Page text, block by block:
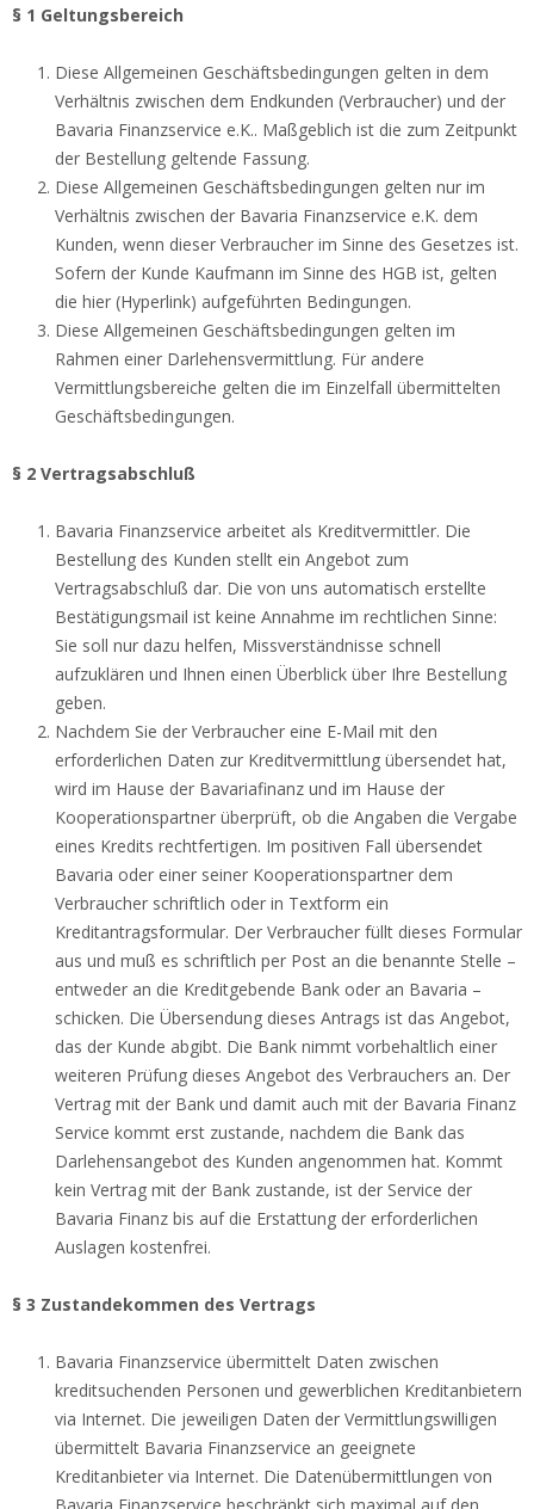
§ 1 Geltungsbereich
Diese Allgemeinen Geschäftsbedingungen gelten in dem
Verhältnis zwischen dem Endkunden (Verbraucher) und der
Bavaria Finanzservice e.K.. Maßgeblich ist die zum Zeitpunkt
der Bestellung geltende Fassung.
Diese Allgemeinen Geschäftsbedingungen gelten nur im
Verhältnis zwischen der Bavaria Finanzservice e.K. dem
Kunden, wenn dieser Verbraucher im Sinne des Gesetzes ist.
Sofern der Kunde Kaufmann im Sinne des HGB ist, gelten
die hier (Hyperlink) aufgeführten Bedingungen.
Diese Allgemeinen Geschäftsbedingungen gelten im
Rahmen einer Darlehensvermittlung. Für andere
Vermittlungsbereiche gelten die im Einzelfall übermittelten
Geschäftsbedingungen.
§ 2 Vertragsabschluß
Bavaria Finanzservice arbeitet als Kreditvermittler. Die
Bestellung des Kunden stellt ein Angebot zum
Vertragsabschluß dar. Die von uns automatisch erstellte
Bestätigungsmail ist keine Annahme im rechtlichen Sinne:
Sie soll nur dazu helfen, Missverständnisse schnell
aufzuklären und Ihnen einen Überblick über Ihre Bestellung
geben.
Nachdem Sie der Verbraucher eine E-Mail mit den
erforderlichen Daten zur Kreditvermittlung übersendet hat,
wird im Hause der Bavariafinanz und im Hause der
Kooperationspartner überprüft, ob die Angaben die Vergabe
eines Kredits rechtfertigen. Im positiven Fall übersendet
Bavaria oder einer seiner Kooperationspartner dem
Verbraucher schriftlich oder in Textform ein
Kreditantragsformular. Der Verbraucher füllt dieses Formular
aus und muß es schriftlich per Post an die benannte Stelle –
entweder an die Kreditgebende Bank oder an Bavaria –
schicken. Die Übersendung dieses Antrags ist das Angebot,
das der Kunde abgibt. Die Bank nimmt vorbehaltlich einer
weiteren Prüfung dieses Angebot des Verbrauchers an. Der
Vertrag mit der Bank und damit auch mit der Bavaria Finanz
Service kommt erst zustande, nachdem die Bank das
Darlehensangebot des Kunden angenommen hat. Kommt
kein Vertrag mit der Bank zustande, ist der Service der
Bavaria Finanz bis auf die Erstattung der erforderlichen
Auslagen kostenfrei.
§ 3 Zustandekommen des Vertrags
Bavaria Finanzservice übermittelt Daten zwischen
kreditsuchenden Personen und gewerblichen Kreditanbietern
via Internet. Die jeweiligen Daten der Vermittlungswilligen
übermittelt Bavaria Finanzservice an geeignete
Kreditanbieter via Internet. Die Datenübermittlungen von